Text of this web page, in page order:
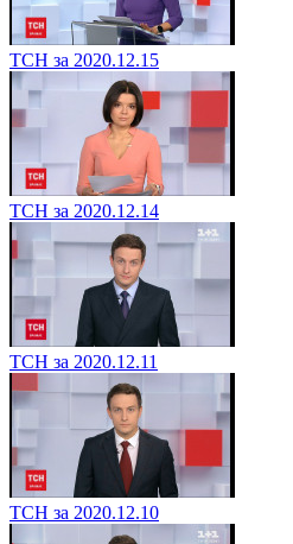
ТСН за 2020.12.15
ТСН за 2020.12.14
ТСН за 2020.12.11
ТСН за 2020.12.10